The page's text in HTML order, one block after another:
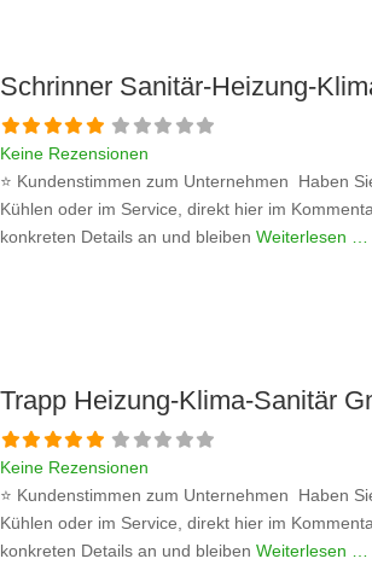
Schrinner Sanitär-Heizung-
Keine Rezensionen
⭐ Kundenstimmen zum Unternehmen Haben
Kühlen oder im Service, direkt hier im
konkreten Details an und bleiben Weiterlesen …
Trapp Heizung-Klima-Sanitär
Keine Rezensionen
⭐ Kundenstimmen zum Unternehmen Haben
Kühlen oder im Service, direkt hier im
konkreten Details an und bleiben Weiterlesen …